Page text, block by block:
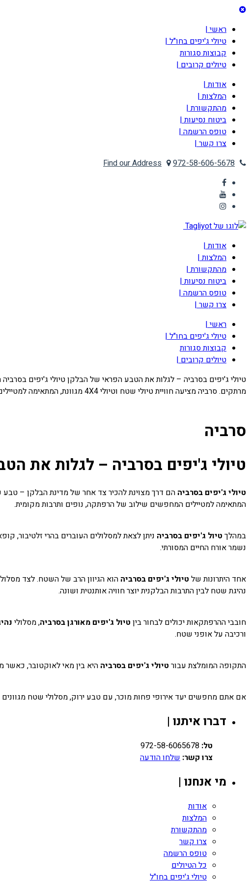
ראשי |
טיולי ג'יפים בחו"ל |
קבוצות סגורות
טיולים קרובים |
אודות |
המלצות |
מהתקשורת |
ביטוח נסיעות |
טופס הרשמה |
צרו קשר |
972-58-606-5678
Find our Address
אודות |
המלצות |
מהתקשורת |
ביטוח נסיעות |
טופס הרשמה |
צרו קשר |
ראשי |
טיולי ג'יפים בחו"ל |
קבוצות סגורות
טיולים קרובים |
טיולי ג'יפים בסרביה – לגלות את הטבע הפראי של הבלקן טיולי ג'יפים
מרתקים. סרביה מציעה חוויית טיולי שטח וטיולי 4X4 מגוונת, המתאימה למטיילים המחפשים […]
סרביה
טיולי ג'יפים בסרביה – לגלות את
טיולי ג'יפים בסרביה הם דרך מצוינת להכיר צד אחר של מדינת הבלקן – טבע
המתאימה למטיילים המחפשים שילוב של הרפתקה, נופים ותרבות מקומית.
במהלך טיול ג'יפים בסרביה ניתן לצאת למסלולים העוברים בהרי זלטיבור,
נשמר אורח החיים המסורתי.
אחד היתרונות של טיולי ג'יפים בסרביה הוא הגיוון הרב של השטח. לצד
נהיגת שטח לבין התרבות הבלקנית יוצר חוויה אותנטית ושונה.
חובבי ההרפתקאות יכולים לבחור בין טיול ג'יפים מאורגן בסרביה, מסלולי
ורכיבה על אופני שטח.
התקופה המומלצת עבור טיולי ג'יפים בסרביה היא בין מאי לאוקטובר, כאשר
אם אתם מחפשים יעד אירופי פחות מוכר, עם טבע ירוק, מסלולי שטח מגוונים
דברו איתנו |
טל:
צרו קשר: שלחו הודעה
מי אנחנו |
אודות
המלצות
מהתקשורת
צרו קשר
טופס הרשמה
כל הטיולים
טיולי ג'יפים בחו"ל